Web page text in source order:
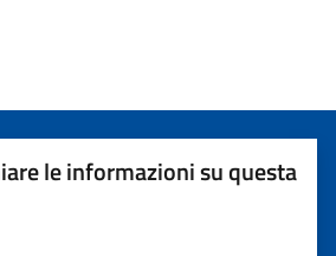
le informazioni su questa